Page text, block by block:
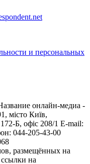
и персональных
онлайн-медиа -
місто Київ,
Б, офіс 208/1 E-mail:
044-205-43-00
размещённых на
на